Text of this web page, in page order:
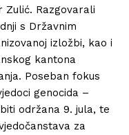
Zulić. Razgovarali
s Državnim
izložbi, kao i
kantona
Poseban fokus
genocida –
održana 9. jula, te
za